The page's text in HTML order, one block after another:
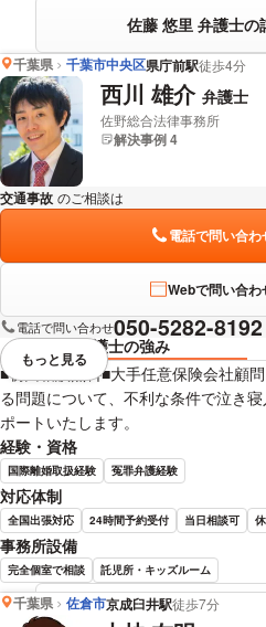
佐藤 悠里 弁護士の
千葉県 千葉市中央区県庁前駅徒歩4分
西川 雄介 弁護士
佐野総合法律事務所
解決事例 4
交通事故 のご相談は
電話で問い合わ
Webで問い合わ
電話で問い合わせ050-5282-8192
弁護士の強み
■初回相談無料■大手任意保険会社顧
る問題について、不利な条件で泣き
ポートいたします。
経験・資格
国際離婚取扱経験 冤罪弁護経験
対応体制
全国出張対応 24時間予約受付 当日相談可
事務所設備
完全個室で相談 託児所・キッズルーム
西川 雄介 弁護士の
視覚的に省略されている要素を
もっと見る
千葉県 佐倉市京成臼井駅徒歩7分